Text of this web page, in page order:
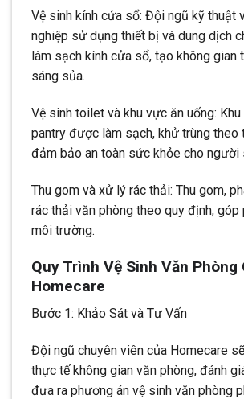
Vệ sinh kính cửa sổ: Đội ngũ kỹ thuật
nghiệp sử dụng thiết bị và dung dịch
làm sạch kính cửa sổ, tạo không gian
sáng sủa.
Vệ sinh toilet và khu vực ăn uống:
pantry được làm sạch, khử trùng theo
đảm bảo an toàn sức khỏe cho người
Thu gom và xử lý rác thải: Thu gom,
rác thải văn phòng theo quy định, góp
môi trường.
Quy Trình Vệ Sinh Văn Phòng
Homecare
Bước 1: Khảo Sát và Tư Vấn
Đội ngũ chuyên viên của Homecare
thực tế không gian văn phòng, đánh
đưa ra phương án vệ sinh văn phòng